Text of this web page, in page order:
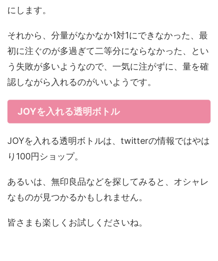
にします。
それから、分量がなかなか1対1にできなかった、最
初に注ぐのが多過ぎて二等分にならなかった、とい
う失敗が多いようなので、一気に注がずに、量を確
認しながら入れるのがいいようです。
JOYを入れる透明ボトル
JOYを入れる透明ボトルは、twitterの情報ではやは
り100円ショップ。
あるいは、無印良品などを探してみると、オシャレ
なものが見つかるかもしれません。
皆さまも楽しくお試しくださいね。